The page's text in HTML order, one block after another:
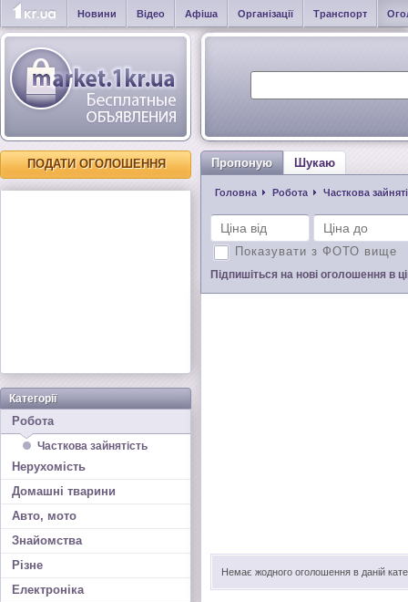
Новини Відео Афіша Організації Транспорт
ПОДАТИ ОГОЛОШЕННЯ
Категорії
Робота
Часткова зайнятість
Нерухомість
Домашні тварини
Авто, мото
Знайомства
Різне
Електроніка
Пропоную Шукаю
Головна Робота Часткова
Показувати з ФОТО вище
Підпишіться на нові оголошення в
Немає жодного оголошення в даній